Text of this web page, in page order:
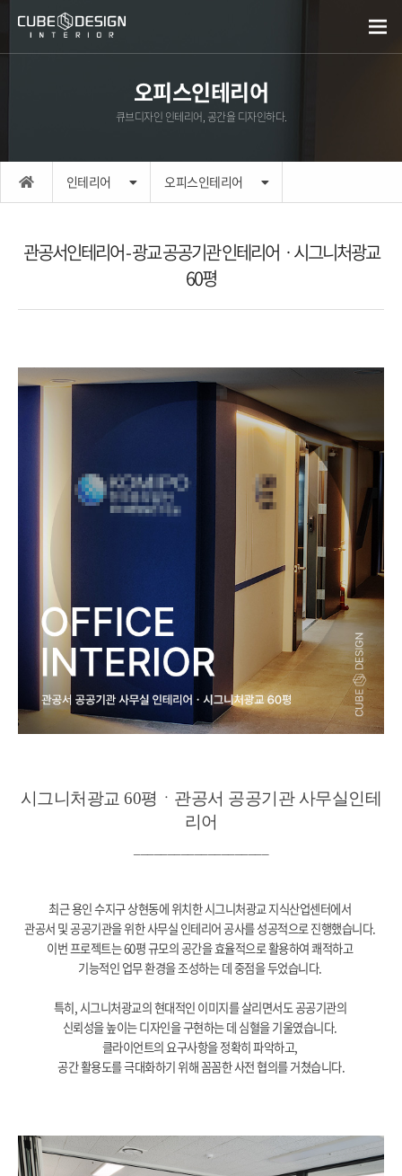
오피스인테리어
큐브디자인 인테리어, 공간을 디자인하다.
인테리어 오피스인테리어
관공서인테리어 - 광교 공공기관 인테리어ㆍ시그니처광교
60평
시그니처광교 60평 ㆍ 관공서 공공기관 사무실인테
리어
최근 용인 수지구 상현동에 위치한 시그니처광교 지식산업센터에서
관공서 및 공공기관을 위한 사무실 인테리어 공사를 성공적으로 진행했습니다.
이번 프로젝트는 60평 규모의 공간을 효율적으로 활용하여 쾌적하고
기능적인 업무 환경을 조성하는 데 중점을 두었습니다.
특히, 시그니처광교의 현대적인 이미지를 살리면서도 공공기관의
신뢰성을 높이는 디자인을 구현하는 데 심혈을 기울였습니다.
클라이언트의 요구사항을 정확히 파악하고,
공간 활용도를 극대화하기 위해 꼼꼼한 사전 협의를 거쳤습니다.